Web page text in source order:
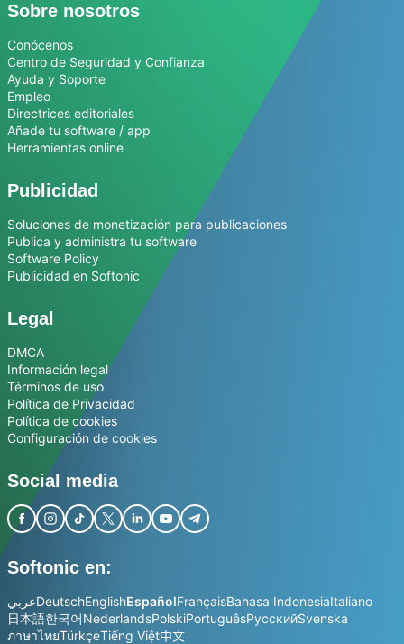
Sobre nosotros
Conócenos
Centro de Seguridad y Confianza
Ayuda y Soporte
Empleo
Directrices editoriales
Añade tu software / app
Herramientas online
Publicidad
Soluciones de monetización para publicaciones
Publica y administra tu software
Software Policy
Publicidad en Softonic
Legal
DMCA
Información legal
Términos de uso
Política de Privacidad
Política de cookies
Configuración de cookies
Social media
Softonic en:
عربيDeutschEnglishEspañolFrançaisBahasa IndonesiaItaliano
日本語한국어NederlandsPolskiPortuguêsРусскийSvenska
ภาษาไทยTürkçeTiếng Việt中文